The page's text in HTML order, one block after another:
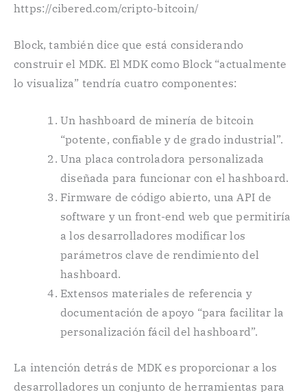
https://cibered.com/cripto-bitcoin/
Block, también dice que está considerando
construir el MDK. El MDK como Block “actualmente
lo visualiza” tendría cuatro componentes:
Un hashboard de minería de bitcoin
“potente, confiable y de grado industrial”.
Una placa controladora personalizada
diseñada para funcionar con el hashboard.
Firmware de código abierto, una API de
software y un front-end web que permitiría
a los desarrolladores modificar los
parámetros clave de rendimiento del
hashboard.
Extensos materiales de referencia y
documentación de apoyo “para facilitar la
personalización fácil del hashboard”.
La intención detrás de MDK es proporcionar a los
desarrolladores un conjunto de herramientas para